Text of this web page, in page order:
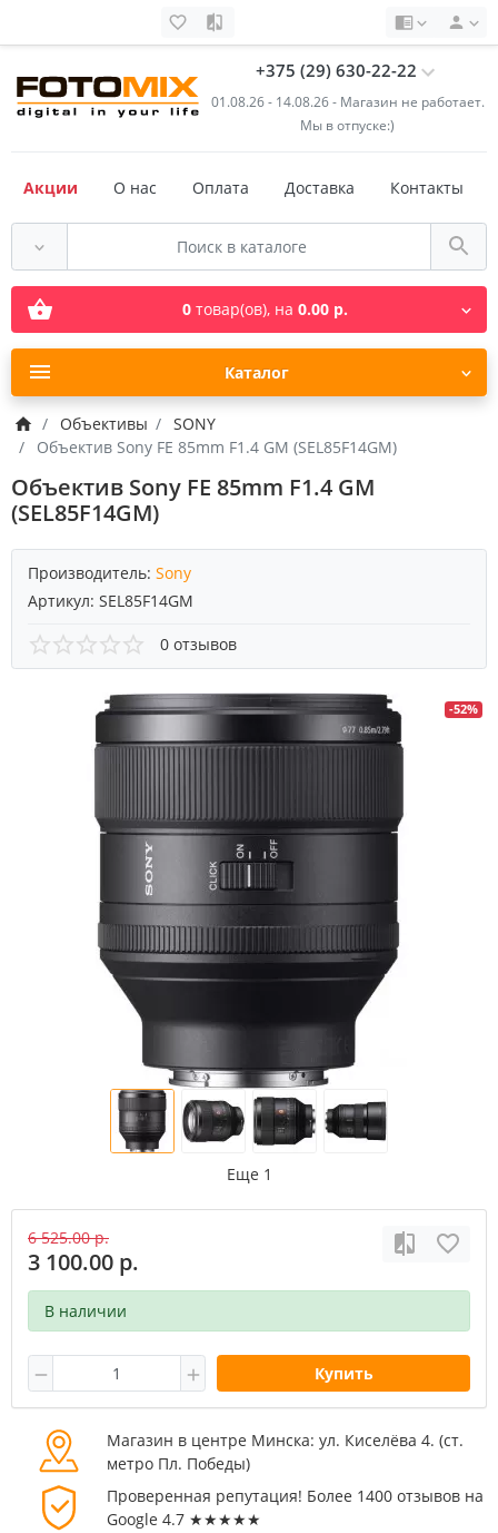
+375 (29) 630-22-22
01.08.26 - 14.08.26 - Магазин не работает.
Мы в отпуске:)
Акции О нас Оплата Доставка Контакты
0товар(ов), на 0.00 р.
Каталог
Объективы
SONY
Объектив Sony FE 85mm F1.4 GM (SEL85F14GM)
Объектив Sony FE 85mm F1.4 GM
(SEL85F14GM)
Производитель: Sony
Артикул: SEL85F14GM
0 отзывов
Еще 1
-52%
6 525.00 р.
3 100.00 р.
В наличии
Купить
Магазин в центре Минска: ул. Киселёва 4. (cт.
метро Пл. Победы)
Проверенная репутация! Более 1400 отзывов на
Google 4.7 ★★★★★